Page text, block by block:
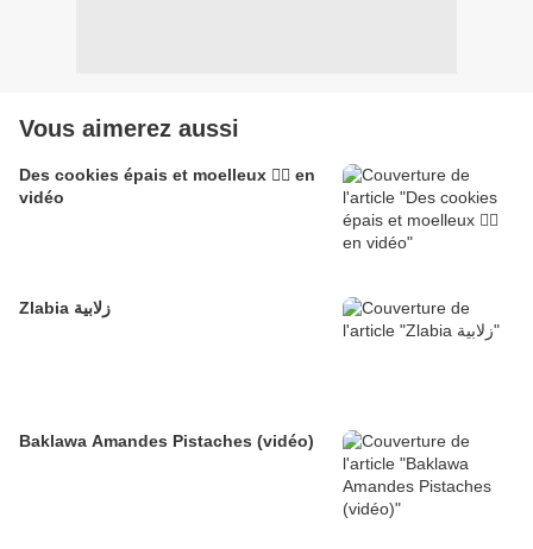
Vous aimerez aussi
Des cookies épais et moelleux 👌🏽 en
vidéo
Zlabia زلابية
Baklawa Amandes Pistaches (vidéo)